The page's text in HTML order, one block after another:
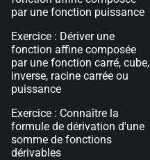
par une fonction puissance
Exercice : Dériver une
fonction affine composée
par une fonction carré, cube,
inverse, racine carrée ou
puissance
Exercice : Connaître la
formule de dérivation d'une
somme de fonctions
dérivables